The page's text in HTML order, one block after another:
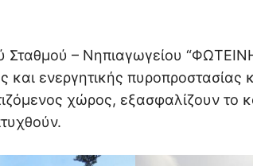
Σταθμού – Νηπιαγωγείου
και ενεργητικής
χώρος, εξασφαλίζουν το